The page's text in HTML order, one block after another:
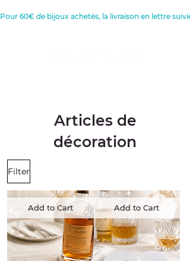
Pour 60€ de bijoux achetés, la livraison en lettre
Articles de
décoration
Filter
Add to Cart Add to Cart